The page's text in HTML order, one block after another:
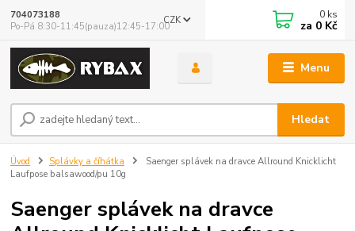
Menu
CZK
Hledat
704073188
Po-Pá 8:30-11:45(pauza)12:45-17:00
0 ks
za 0 Kč
Úvod Splávky a číhátka
Saenger splávek na dravce Allround Knicklicht
Laufpose balsawood/pu 10g
Saenger splávek na dravce